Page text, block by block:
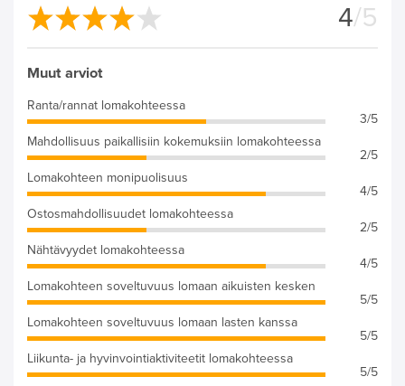
4/5
Muut arviot
Ranta/rannat lomakohteessa
3/5
Mahdollisuus paikallisiin kokemuksiin lomakohteessa
2/5
Lomakohteen monipuolisuus
4/5
Ostosmahdollisuudet lomakohteessa
2/5
Nähtävyydet lomakohteessa
4/5
Lomakohteen soveltuvuus lomaan aikuisten kesken
5/5
Lomakohteen soveltuvuus lomaan lasten kanssa
5/5
Liikunta- ja hyvinvointiaktiviteetit lomakohteessa
5/5